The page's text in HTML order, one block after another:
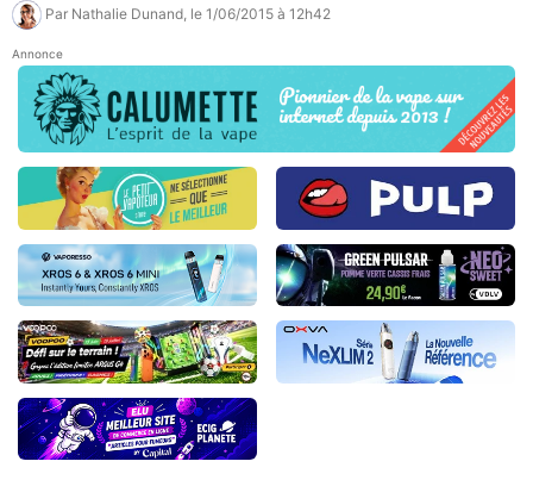
Par Nathalie Dunand , le 1/06/2015 à 12h42
Annonce